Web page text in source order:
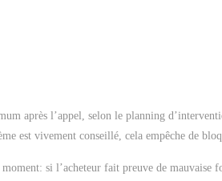
après l’appel, selon le planning
est vivement conseillé, cela empêche de
si l’acheteur fait preuve de